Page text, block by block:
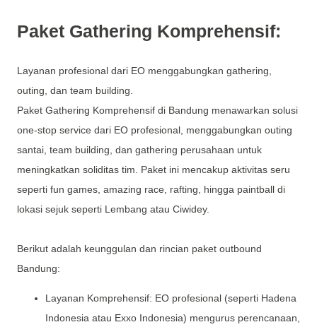
Paket Gathering Komprehensif:
Layanan profesional dari EO menggabungkan gathering,
outing, dan team building.
Paket Gathering Komprehensif di Bandung menawarkan solusi
one-stop service dari EO profesional, menggabungkan outing
santai, team building, dan gathering perusahaan untuk
meningkatkan soliditas tim. Paket ini mencakup aktivitas seru
seperti fun games, amazing race, rafting, hingga paintball di
lokasi sejuk seperti Lembang atau Ciwidey.
Berikut adalah keunggulan dan rincian paket outbound
Bandung:
Layanan Komprehensif: EO profesional (seperti Hadena
Indonesia atau Exxo Indonesia) mengurus perencanaan,